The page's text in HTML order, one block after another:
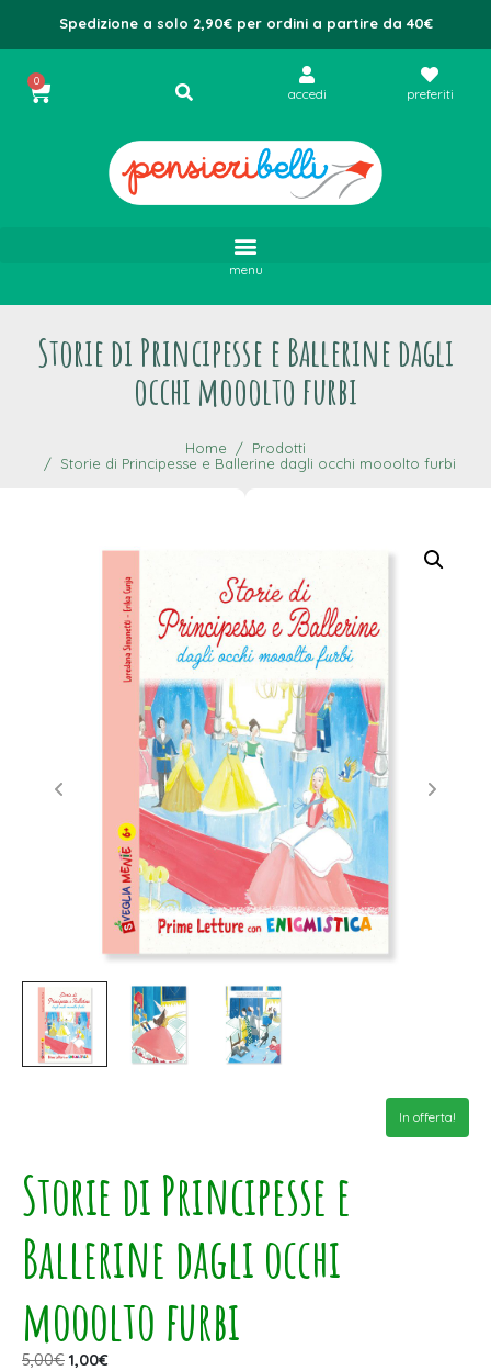
Spedizione a solo 2,90€ per ordini a partire da 40€
0
accedi preferiti
menu
Storie di Principesse e Ballerine dagli
occhi mooolto furbi
Home
Prodotti
Storie di Principesse e Ballerine dagli occhi mooolto furbi
In offerta!
Storie di Principesse e
Ballerine dagli occhi
mooolto furbi
5,00€ 1,00€